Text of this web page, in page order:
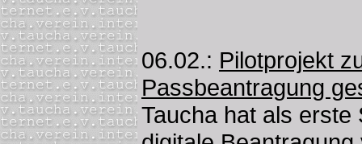
06.02.: Pilotprojekt
Passbeantragung
Taucha hat als erste